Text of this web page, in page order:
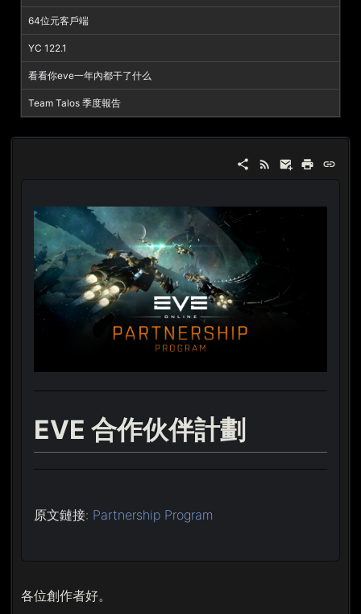
64位元客戶端
YC 122.1
看看你eve一年內都干了什么
Team Talos 季度報告
EVE 合作伙伴計劃
原文鏈接: Partnership Program
各位創作者好。